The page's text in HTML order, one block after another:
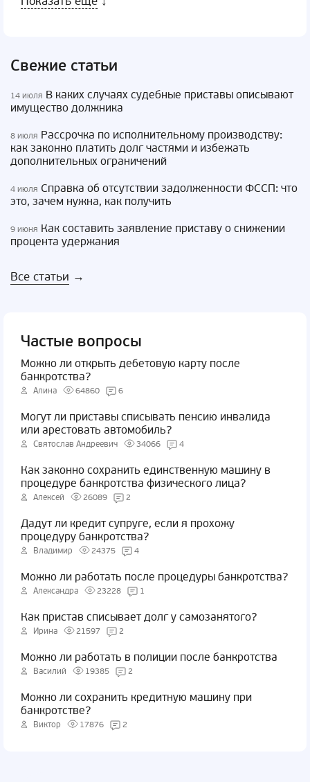
Свежие статьи
14 июля В каких случаях судебные приставы описывают
имущество должника
8 июля Рассрочка по исполнительному производству:
как законно платить долг частями и избежать
дополнительных ограничений
4 июля Справка об отсутствии задолженности ФССП: что
это, зачем нужна, как получить
9 июня Как составить заявление приставу о снижении
процента удержания
Все статьи →
Частые вопросы
Можно ли открыть дебетовую карту после
банкротства?
Алина 64860 6
Могут ли приставы списывать пенсию инвалида
или арестовать автомобиль?
Святослав Андреевич 34066 4
Как законно сохранить единственную машину в
процедуре банкротства физического лица?
Алексей 26089 2
Дадут ли кредит супруге, если я прохожу
процедуру банкротства?
Владимир 24375 4
Можно ли работать после процедуры банкротства?
Александра 23228 1
Как пристав списывает долг у самозанятого?
Ирина 21597 2
Можно ли работать в полиции после банкротства
Василий 19385 2
Можно ли сохранить кредитную машину при
банкротстве?
Виктор 17876 2